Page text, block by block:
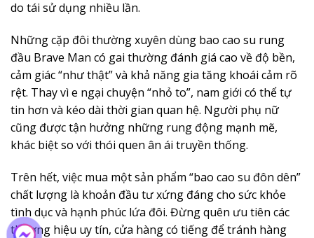
do tái sử dụng nhiều lần.
Những cặp đôi thường xuyên dùng bao cao su rung
đầu Brave Man có gai thường đánh giá cao về độ bền,
cảm giác “như thật” và khả năng gia tăng khoái cảm rõ
rệt. Thay vì e ngại chuyện “nhỏ to”, nam giới có thể tự
tin hơn và kéo dài thời gian quan hệ. Người phụ nữ
cũng được tận hưởng những rung động mạnh mẽ,
khác biệt so với thói quen ân ái truyền thống.
Trên hết, việc mua một sản phẩm “bao cao su đôn dên”
chất lượng là khoản đầu tư xứng đáng cho sức khỏe
tình dục và hạnh phúc lứa đôi. Đừng quên ưu tiên các
thương hiệu uy tín, cửa hàng có tiếng để tránh hàng